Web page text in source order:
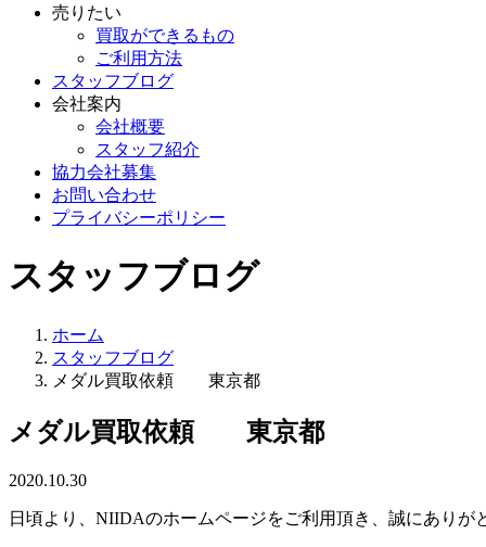
売りたい
買取ができるもの
ご利用方法
スタッフブログ
会社案内
会社概要
スタッフ紹介
協力会社募集
お問い合わせ
プライバシーポリシー
スタッフブログ
ホーム
スタッフブログ
メダル買取依頼 東京都
メダル買取依頼 東京都
2020.10.30
日頃より、NIIDAのホームページをご利用頂き、誠にありが